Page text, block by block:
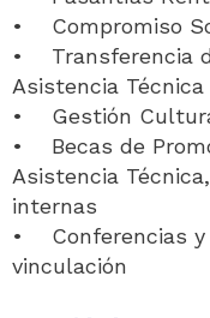
• Compromiso
• Transferencia
Asistencia Técnica
• Gestión
• Becas de
Asistencia
internas
• Conferencias y
vinculación